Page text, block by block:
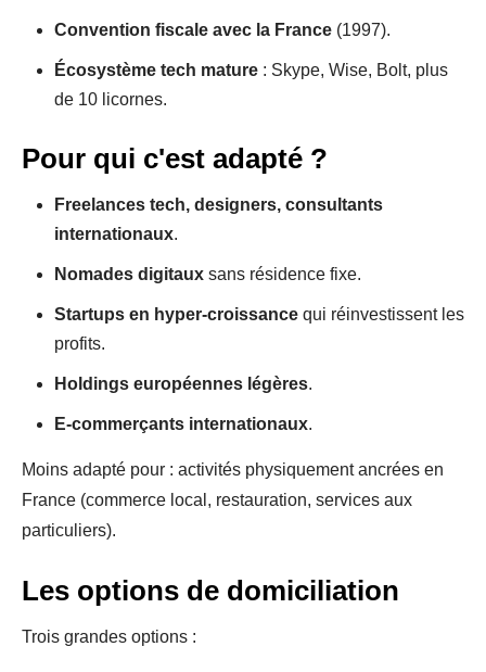
Convention fiscale avec la France (1997).
Écosystème tech mature : Skype, Wise, Bolt, plus
de 10 licornes.
Pour qui c'est adapté ?
Freelances tech, designers, consultants
internationaux.
Nomades digitaux sans résidence fixe.
Startups en hyper-croissance qui réinvestissent les
profits.
Holdings européennes légères.
E-commerçants internationaux.
Moins adapté pour : activités physiquement ancrées en
France (commerce local, restauration, services aux
particuliers).
Les options de domiciliation
Trois grandes options :